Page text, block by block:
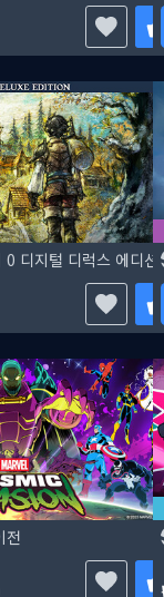
디지털 디럭스 에디션
전